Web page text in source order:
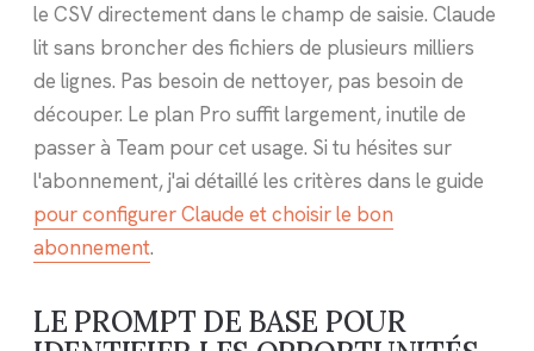
le CSV directement dans le champ de saisie. Claude
lit sans broncher des fichiers de plusieurs milliers
de lignes. Pas besoin de nettoyer, pas besoin de
découper. Le plan Pro suffit largement, inutile de
passer à Team pour cet usage. Si tu hésites sur
l'abonnement, j'ai détaillé les critères dans le guide
pour configurer Claude et choisir le bon
abonnement.
LE PROMPT DE BASE POUR